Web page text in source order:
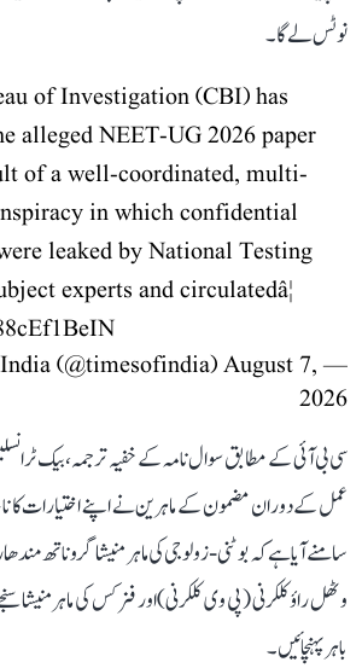
نوٹس لے گا۔
of Investigation (CBI) has
alleged NEET-UG 2026 paper
of a well-coordinated, multi-
in which confidential
leaked by National Testing
experts and circulatedâ¦
— The Times Of India (@timesofindia)
August 7,
2026
سی بی آئی کے مطابق سوال نامہ کے خفیہ ترجمہ، بیک
عمل کے دوران مضمون کے ماہرین نے اپنے اختیارات کا
سامنے آیا ہے کہ بوٹنی-زولوجی کی ماہر منیشا گروناتھ
وٹھل راؤ کلکرنی (پی وی کلکرنی) اور فزکس کی ماہر منیشا
باہر پہنچائیں۔